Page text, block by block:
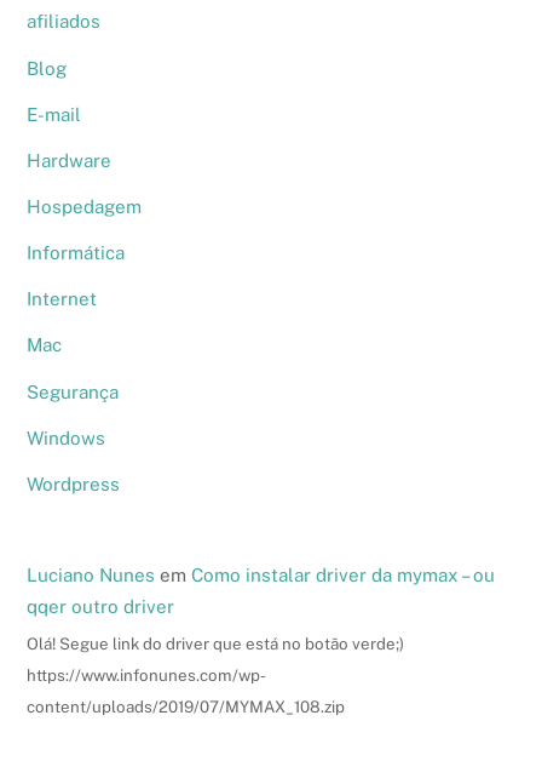
afiliados
Blog
E-mail
Hardware
Hospedagem
Informática
Internet
Mac
Segurança
Windows
Wordpress
Luciano Nunes emComo instalar driver da mymax – ou
qqer outro driver
Olá! Segue link do driver que está no botão verde;)
https://www.infonunes.com/wp-
content/uploads/2019/07/MYMAX_108.zip